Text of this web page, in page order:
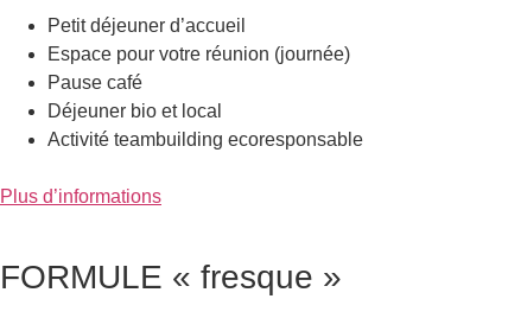
Petit déjeuner d’accueil
Espace pour votre réunion (journée)
Pause café
Déjeuner bio et local
Activité teambuilding ecoresponsable
Plus d’informations
FORMULE « fresque »